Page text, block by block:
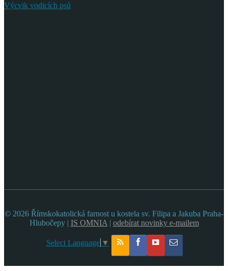
Výcvik vodicích psů
© 2026 Římskokatolická farnost u kostela sv. Filipa a Jakuba Praha-
Hlubočepy | IS OMNIA | odebírat novinky e-mailem
Select Language ▼